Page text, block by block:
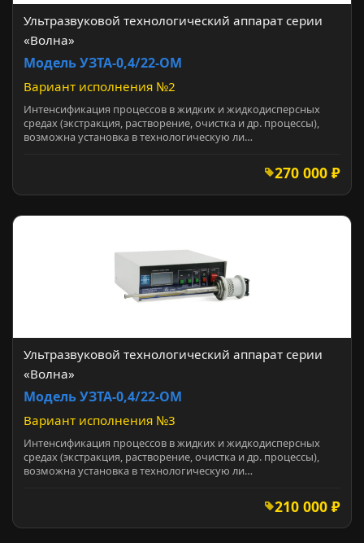
Ультразвуковой технологический аппарат серии
«Волна»
Модель УЗТА-0,4/22-ОМ
Вариант исполнения №2
Интенсификация процессов в жидких и жидкодисперсных
средах (экстракция, растворение, очистка и др. процессы),
возможна установка в технологическую ли…
270 000 ₽
Ультразвуковой технологический аппарат серии
«Волна»
Модель УЗТА-0,4/22-ОМ
Вариант исполнения №3
Интенсификация процессов в жидких и жидкодисперсных
средах (экстракция, растворение, очистка и др. процессы),
возможна установка в технологическую ли…
210 000 ₽